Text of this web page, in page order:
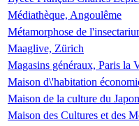
Médiathèque, Angoulême
Métamorphose de
Maaglive, Zürich
Magasins généraux, Paris la
Maison d\'habitation
Maison de la culture du
Maison des Cultures et des